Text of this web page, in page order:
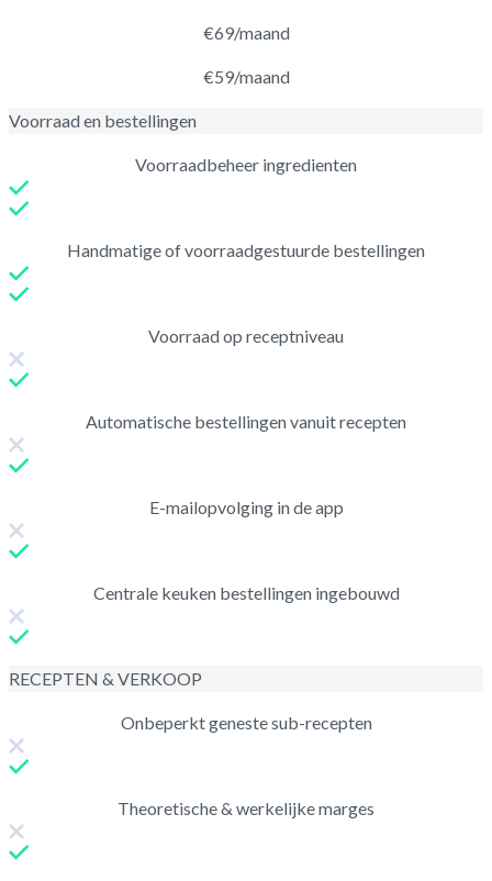
€69/maand
€59/maand
Voorraad en bestellingen
Voorraadbeheer ingredienten
Handmatige of voorraadgestuurde bestellingen
Voorraad op receptniveau
Automatische bestellingen vanuit recepten
E-mailopvolging in de app
Centrale keuken bestellingen ingebouwd
RECEPTEN & VERKOOP
Onbeperkt geneste sub-recepten
Theoretische & werkelijke marges